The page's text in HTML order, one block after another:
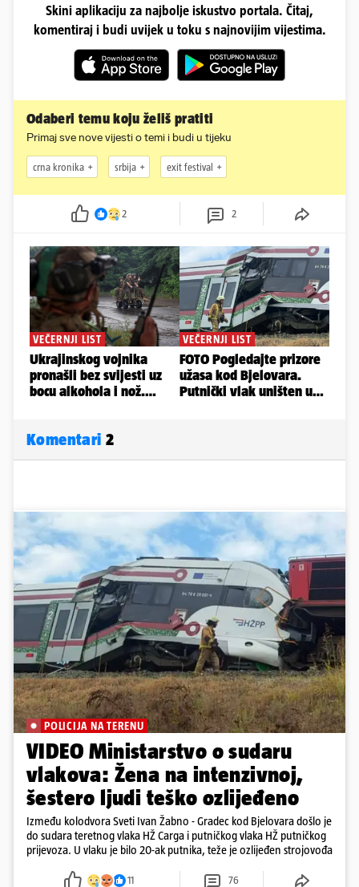
Skini aplikaciju za najbolje iskustvo portala. Čitaj,
komentiraj i budi uvijek u toku s najnovijim vijestima.
Odaberi temu koju želiš pratiti
Primaj sve nove vijesti o temi i budi u tijeku
crna kronika srbija exit festival
2 2
Komentari 2
POLICIJA NA TERENU
VIDEO Ministarstvo o sudaru
vlakova: Žena na intenzivnoj,
šestero ljudi teško ozlijeđeno
Između kolodvora Sveti Ivan Žabno - Gradec kod Bjelovara došlo je
do sudara teretnog vlaka HŽ Carga i putničkog vlaka HŽ putničkog
prijevoza. U vlaku je bilo 20-ak putnika, teže je ozlijeđen strojovođa
11 76